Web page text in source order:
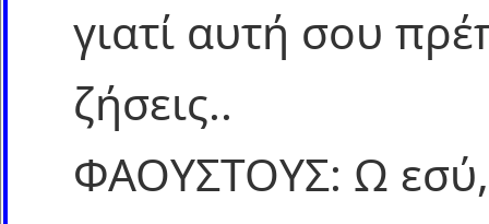
γιατί αυτή σου
ζήσεις..
ΦΑΟΥΣΤΟΥΣ: Ω εσύ,